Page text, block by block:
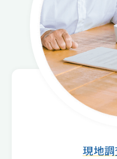
現地